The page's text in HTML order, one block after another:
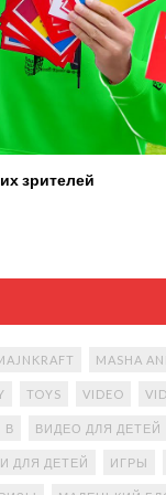
зрителей
MASHA
TOYS VIDEO
В ВИДЕО ДЛЯ ДЕТЕЙ
ДЛЯ ДЕТЕЙ ИГРЫ